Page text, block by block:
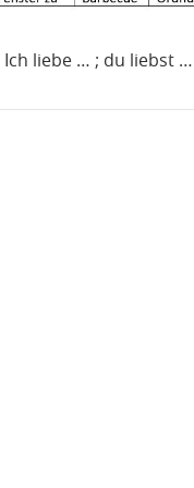
Ich liebe … ; du liebst